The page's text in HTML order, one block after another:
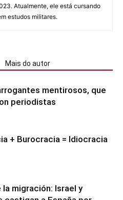
Atualmente, ele está cursando
estudos militares.
Mais do autor
mentirosos, que
periodistas
+ Burocracia = Idiocracia
la migración: Israel y